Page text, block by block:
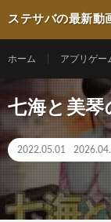
ステサバの最新動
ホーム アプリゲー
七海と美琴
2022.05.01